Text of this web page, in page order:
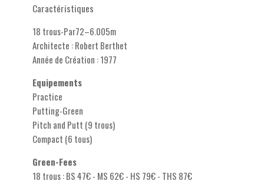
Caractéristiques
18 trous-Par72–6.005m
Architecte : Robert Berthet
Année de Création : 1977
Equipements
Practice
Putting-Green
Pitch and Putt (9 trous)
Compact (6 tous)
Green-Fees
18 trous : BS 47€ - MS 62€ - HS 79€ - THS 87€